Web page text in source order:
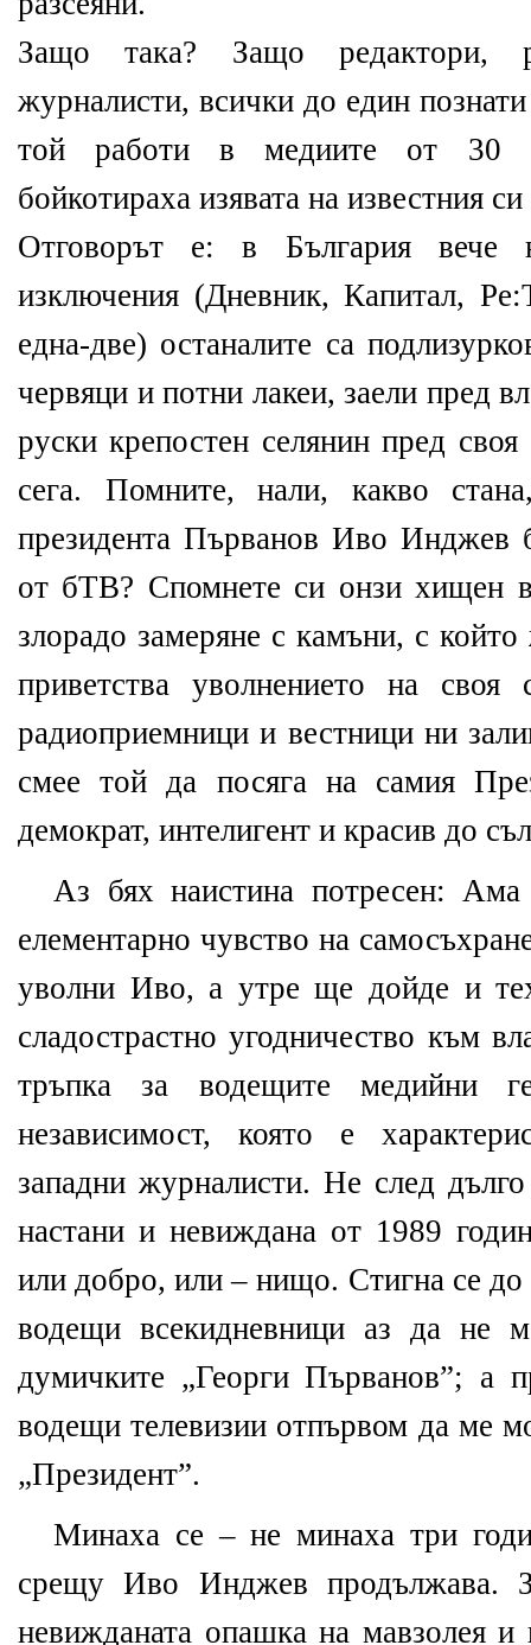
Защо така? Защо редактори,
журналисти, всички до един
той работи в медиите от 30
бойкотираха изявата на известния си
Отговорът е: в България
изключения (Дневник, Капитал,
една-две) останалите са
червяци и потни лакеи, заели пред
руски крепостен селянин пред
сега. Помните, нали, какво
президента Първанов Иво Инджев
от бТВ? Спомнете си онзи хищен
злорадо замеряне с камъни, с който
приветства уволнението на
радиоприемници и вестници ни
смее той да посяга на самия
демократ, интелигент и красив до
Аз бях наистина потресен:
елементарно чувство на
уволни Иво, а утре ще дойде и
сладострастно угодничество към
тръпка за водещите медийни
независимост, която е
западни журналисти. Не след
настани и невиждана от 1989
или добро, или – нищо. Стигна се до
водещи всекидневници аз да не
думичките „Георги Първанов”; а
водещи телевизии отпървом да ме
„Президент”.
Минаха се – не минаха три
срещу Иво Инджев продължава.
невижданата опашка на мавзолея